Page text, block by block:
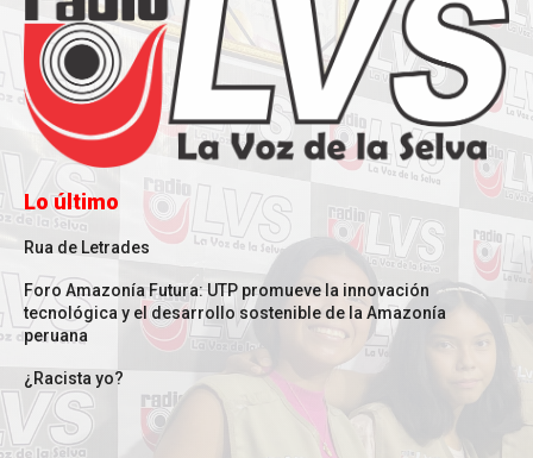
Lo último
Rua de Letrades
Foro Amazonía Futura: UTP promueve la innovación
tecnológica y el desarrollo sostenible de la Amazonía
peruana
¿Racista yo?